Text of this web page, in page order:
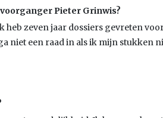
Pieter Grinwis?
zeven jaar dossiers gevreten voor
niet een raad in als ik mijn stukken